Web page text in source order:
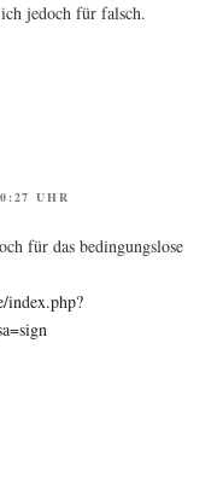
jedoch für falsch.
UHR
für das bedin­gungs­lo­se
index.php?